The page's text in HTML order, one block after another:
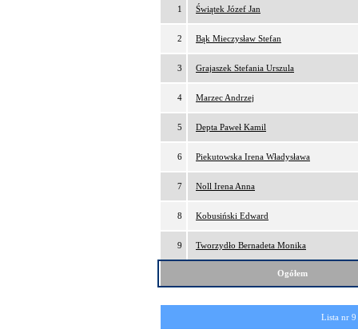
1 Świątek Józef Jan
2 Bąk Mieczysław Stefan
3 Grajaszek Stefania Urszula
4 Marzec Andrzej
5 Depta Paweł Kamil
6 Piekutowska Irena Władysława
7 Noll Irena Anna
8 Kobusiński Edward
9 Tworzydło Bernadeta Monika
Ogółem
Lista nr